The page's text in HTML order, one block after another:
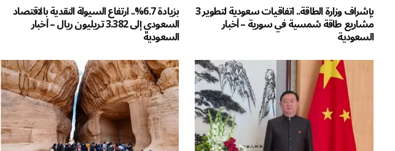
بإشراف وزارة الطاقة.. اتفاقيات سعودية لتطوير 3
مشاريع طاقة شمسية في سورية – أخبار
السعودية
بزيادة 6.7%.. ارتفاع السيولة النقدية بالاقتصاد
السعودي إلى 3.382 تريليون ريال – أخبار
السعودية